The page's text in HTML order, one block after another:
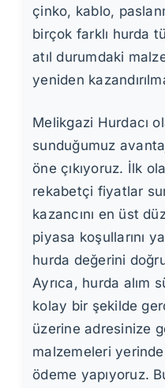
çinko, kablo,
birçok farklı hurda
atıl durumdaki
yeniden
Melikgazi Hurdacı
sunduğumuz
öne çıkıyoruz. İlk
rekabetçi fiyatlar
kazancını en üst
piyasa koşullarını
hurda değerini
Ayrıca, hurda alım
kolay bir şekilde
üzerine adresinize
malzemeleri
ödeme yapıyoruz.